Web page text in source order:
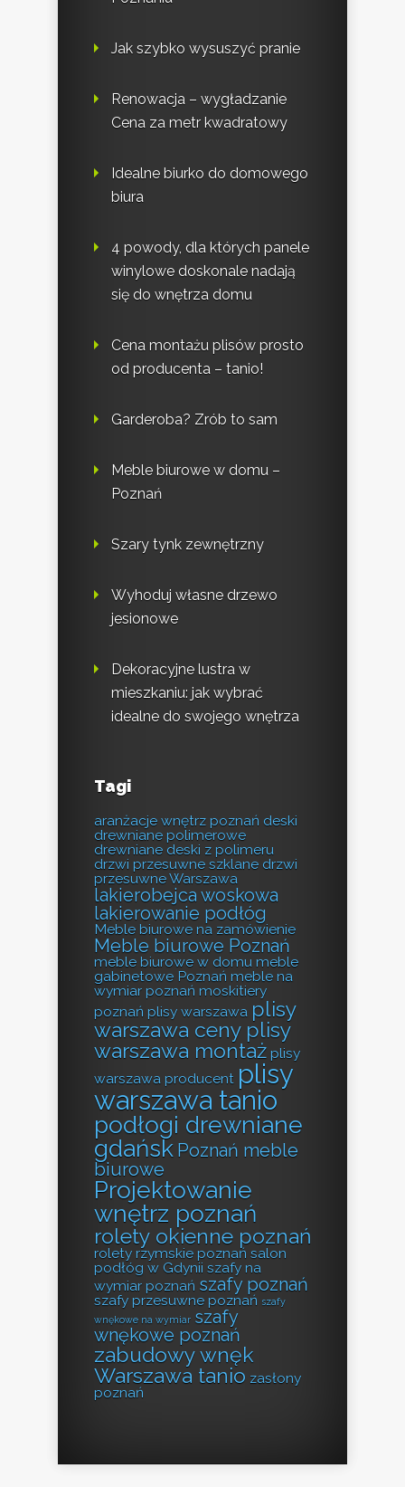
Jak szybko wysuszyć pranie
Renowacja – wygładzanie
Cena za metr kwadratowy
Idealne biurko do domowego
biura
4 powody, dla których panele
winylowe doskonale nadają
się do wnętrza domu
Cena montażu plisów prosto
od producenta – tanio!
Garderoba? Zrób to sam
Meble biurowe w domu –
Poznań
Szary tynk zewnętrzny
Wyhoduj własne drzewo
jesionowe
Dekoracyjne lustra w
mieszkaniu: jak wybrać
idealne do swojego wnętrza
Tagi
aranżacje wnętrz poznań deski
drewniane polimerowe
drewniane deski z polimeru
drzwi przesuwne szklane drzwi
przesuwne Warszawa
lakierobejca woskowa
lakierowanie podłóg
Meble biurowe na zamówienie
Meble biurowe Poznań
meble biurowe w domu meble
gabinetowe Poznań meble na
wymiar poznań moskitiery
poznań plisy warszawa plisy
warszawa ceny plisy
warszawa montaż plisy
warszawa producent plisy
warszawa tanio
podłogi drewniane
gdańsk Poznań meble
biurowe
Projektowanie
wnętrz poznań
rolety okienne poznań
rolety rzymskie poznań salon
podłóg w Gdynii szafy na
wymiar poznań szafy poznań
szafy przesuwne poznań szafy
wnękowe na wymiar szafy
wnękowe poznań
zabudowy wnęk
Warszawa tanio zasłony
poznań